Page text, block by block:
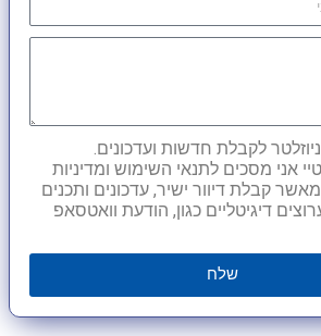
לקבלת חדשות ועדכונים.
אני מסכים לתנאי השימוש ומדיניות
קבלת דיוור ישיר, עדכונים ותכנים
דיגיטליים כגון, הודעת וואטסאפ
שלח